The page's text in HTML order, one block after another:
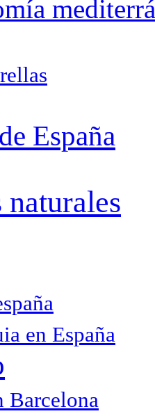
España
naturales
en España
Barcelona